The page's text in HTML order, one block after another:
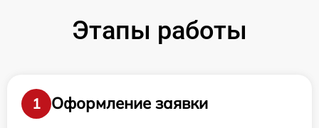
Этапы работы
1
Оформление заявки